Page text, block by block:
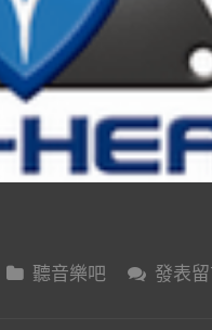
聽音樂吧
發表